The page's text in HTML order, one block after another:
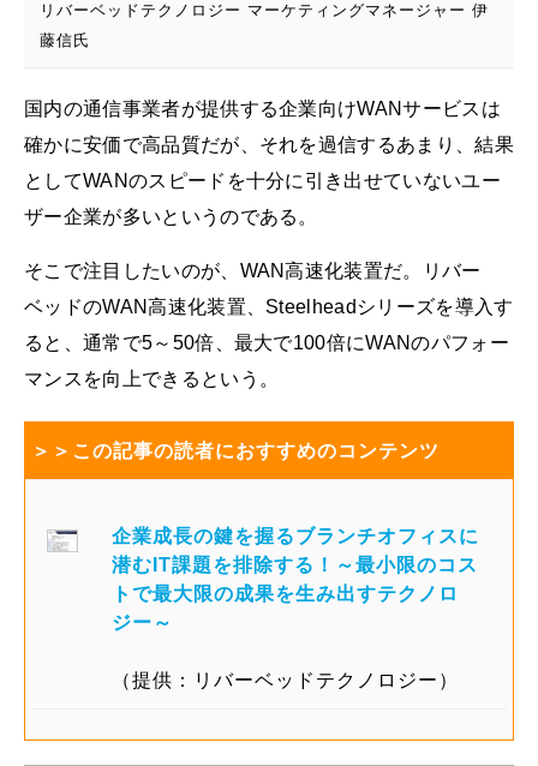
リバーベッドテクノロジー マーケティングマネージャー 伊
藤信氏
国内の通信事業者が提供する企業向けWANサービスは
確かに安価で高品質だが、それを過信するあまり、結果
としてWANのスピードを十分に引き出せていないユー
ザー企業が多いというのである。
そこで注目したいのが、WAN高速化装置だ。リバー
ベッドのWAN高速化装置、Steelheadシリーズを導入す
ると、通常で5～50倍、最大で100倍にWANのパフォー
マンスを向上できるという。
＞＞この記事の読者におすすめのコンテンツ
企業成長の鍵を握るブランチオフィスに
潜むIT課題を排除する！～最小限のコス
トで最大限の成果を生み出すテクノロ
ジー～
（提供：リバーベッドテクノロジー）